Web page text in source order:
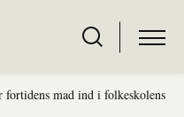
fortidens mad ind i folkeskolens